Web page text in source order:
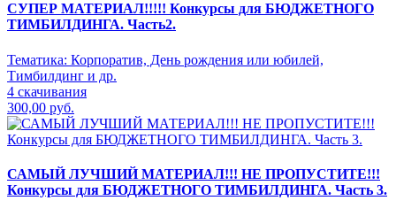
СУПЕР МАТЕРИАЛ!!!!! Конкурсы для БЮДЖЕТНОГО
ТИМБИЛДИНГА. Часть2.
Тематика: Корпоратив, День рождения или юбилей,
Тимбилдинг и др.
4 скачивания
300,00 руб.
САМЫЙ ЛУЧШИЙ МАТЕРИАЛ!!! НЕ ПРОПУСТИТЕ!!!
Конкурсы для БЮДЖЕТНОГО ТИМБИЛДИНГА. Часть 3.